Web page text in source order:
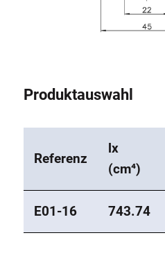
Produktauswahl
Referenz
lx
(cm⁴)
E01-16 743.74